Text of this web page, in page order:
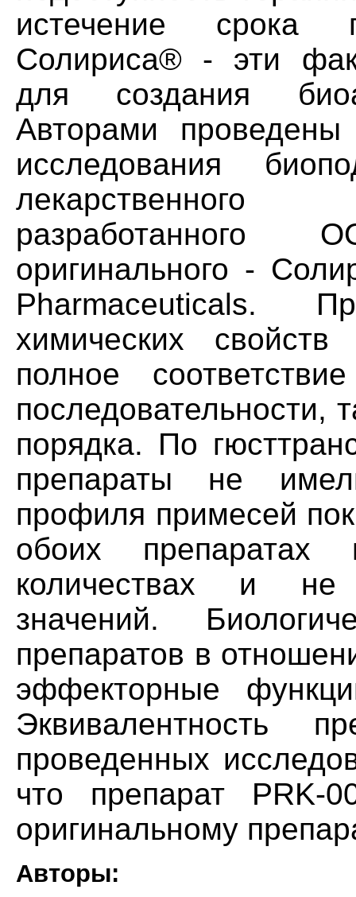
истечение срока
Солириса® - эти
для создания
Авторами
исследования
оригинального -
Pharmaceuticals.
химических
полное
последовательности,
порядка. По
препараты не
профиля примесей
обоих препаратах
количествах и не
значений.
препаратов в
эффекторные
Эквивалентность
проведенных
что препарат PRK-
оригинальному
Авторы: